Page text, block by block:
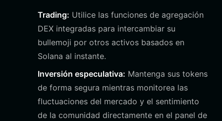
Trading: Utilice las funciones de agregación
DEX integradas para intercambiar su
bullemoji por otros activos basados en
Solana al instante.
Inversión especulativa: Mantenga sus tokens
de forma segura mientras monitorea las
fluctuaciones del mercado y el sentimiento
de la comunidad directamente en el panel de